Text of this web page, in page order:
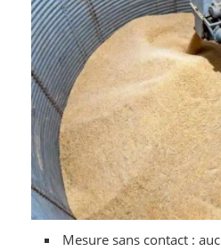
Mesure sans contact :